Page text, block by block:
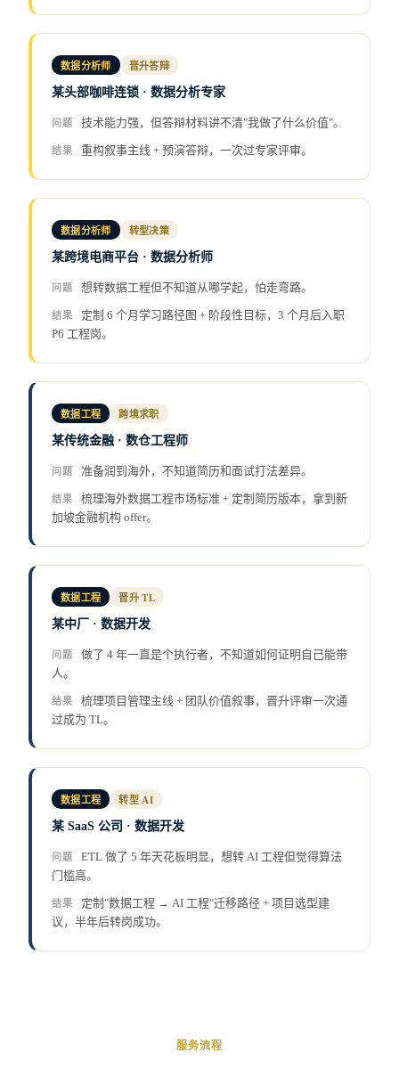
数据分析师 晋升答辩
某头部咖啡连锁 · 数据分析专家
问题 技术能力强，但答辩材料讲不清"我做了什么价值"。
结果 重构叙事主线 + 预演答辩，一次过专家评审。
数据分析师 转型决策
某跨境电商平台 · 数据分析师
问题 想转数据工程但不知道从哪学起，怕走弯路。
结果
定制 6 个月学习路径图 + 阶段性目标，3 个月后入职
P6 工程岗。
数据工程 跨境求职
某传统金融 · 数仓工程师
问题 准备润到海外，不知道简历和面试打法差异。
结果
梳理海外数据工程市场标准 + 定制简历版本，拿到新
加坡金融机构 offer。
数据工程 晋升 TL
某中厂 · 数据开发
问题
做了 4 年一直是个执行者，不知道如何证明自己能带
人。
结果
梳理项目管理主线 + 团队价值叙事，晋升评审一次通
过成为 TL。
数据工程 转型 AI
某 SaaS 公司 · 数据开发
问题
ETL 做了 5 年天花板明显，想转 AI 工程但觉得算法
门槛高。
结果
定制"数据工程 → AI 工程"迁移路径 + 项目选型建
议，半年后转岗成功。
服务流程